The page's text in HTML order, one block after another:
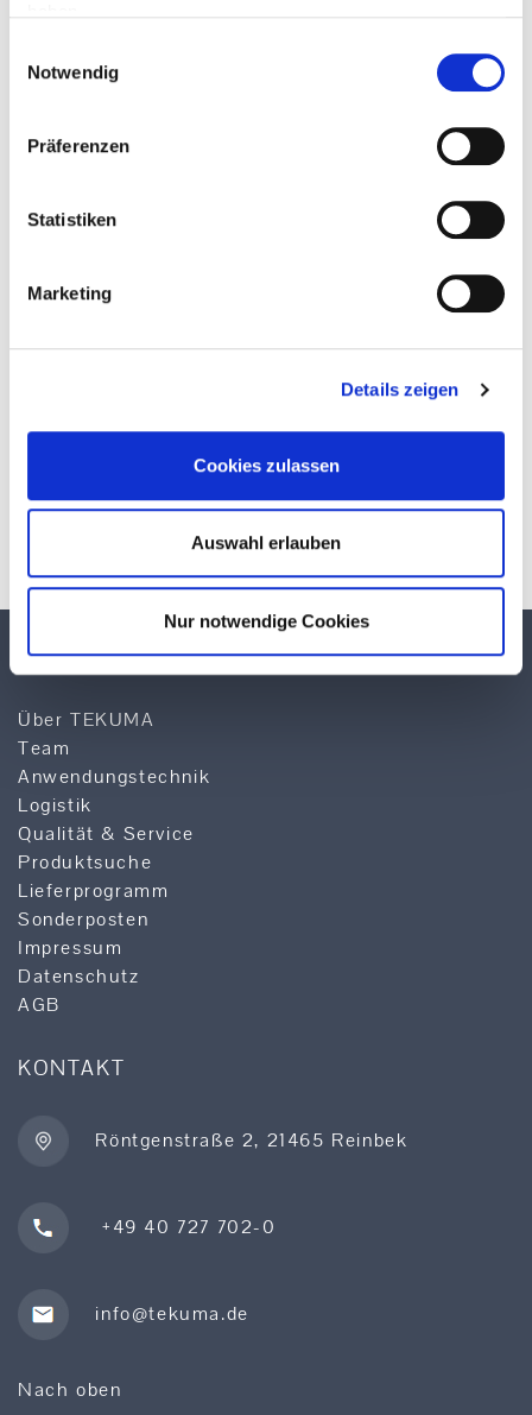
Notwendig
Präferenzen
Statistiken
Marketing
Details zeigen
Cookies zulassen
Auswahl erlauben
Nur notwendige Cookies
Fax
TEKUMA KUNSTSTOFF GMBH
Über TEKUMA
Team
Anwendungstechnik
Logistik
Qualität & Service
Produktsuche
Lieferprogramm
Sonderposten
Impressum
Datenschutz
AGB
KONTAKT
Röntgenstraße 2, 21465 Reinbek
+49 40 727 702-0
info@tekuma.de
Nach oben